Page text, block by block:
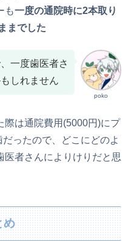
も一度の通院時に2本取り
までした
poko
一度歯医者さ
しれません
際は通院費用(5000円)にプ
ったので、どこにどのよ
医者さんによりけりだと思
め